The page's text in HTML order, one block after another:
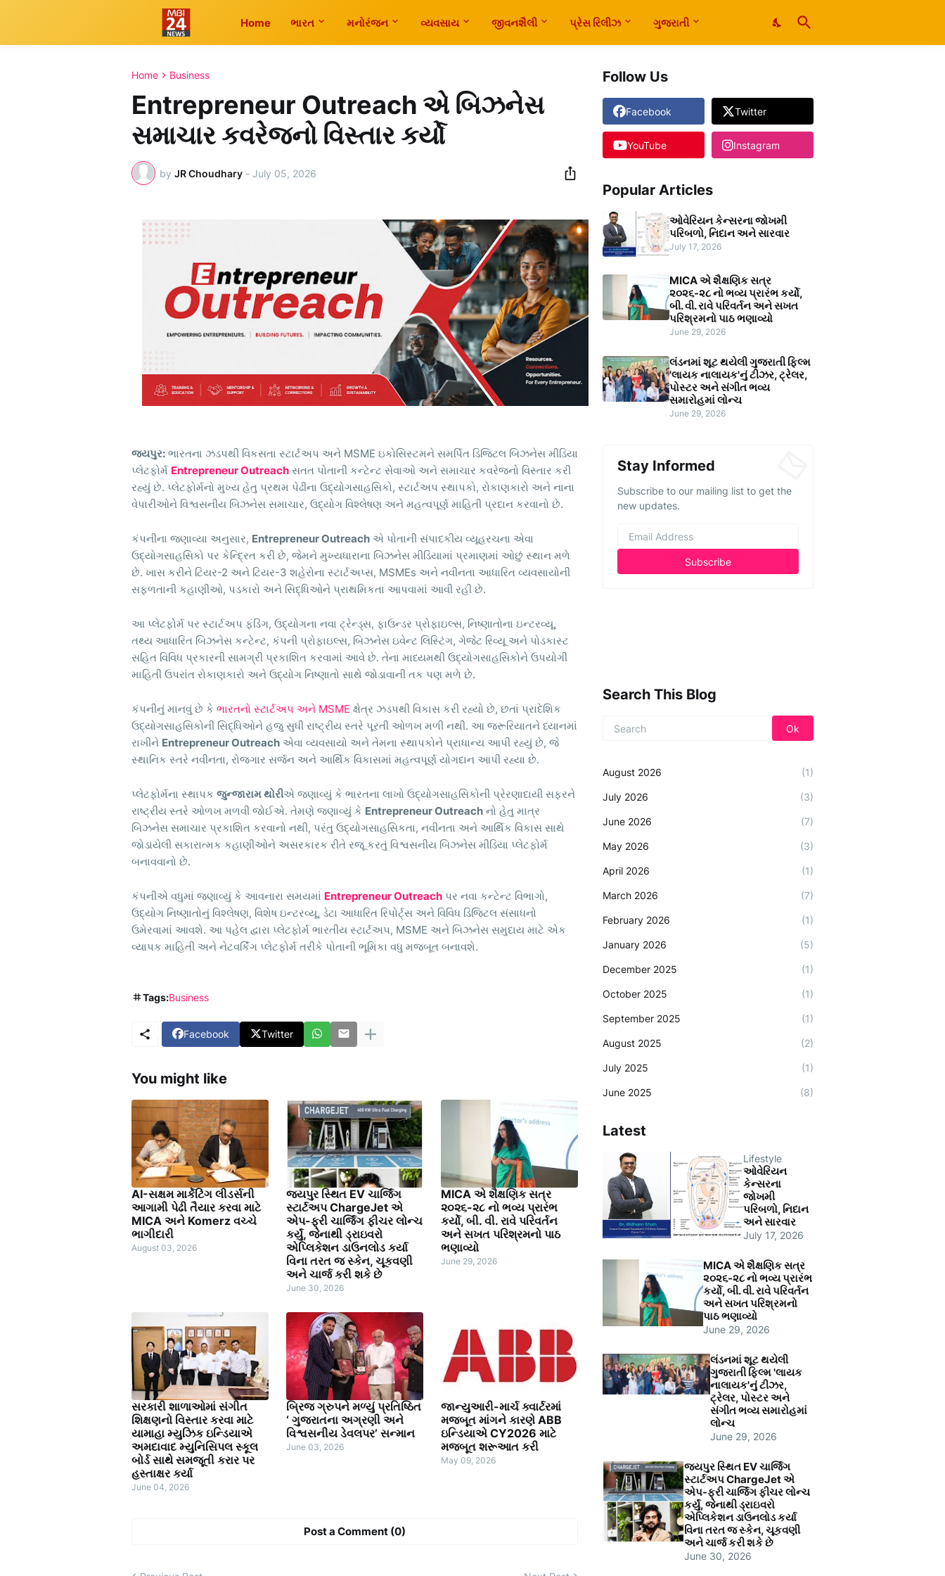
Home ભારત મનોરંજન વ્યવસાય જીવનશૈલી પ્રેસ રિલીઝ ગુજરાતી
Home Business
Entrepreneur Outreach એ બિઝનેસ
સમાચાર કવરેજનો વિસ્તાર કર્યો
by JR Choudhary - July 05, 2026
જયપુર: ભારતના ઝડપથી વિકસતા સ્ટાર્ટઅપ અને MSME ઇકોસિસ્ટમને સમર્પિત ડિજિટલ બિઝનેસ મીડિયા
પ્લેટફોર્મ Entrepreneur Outreach સતત પોતાની કન્ટેન્ટ સેવાઓ અને સમાચાર કવરેજનો વિસ્તાર કરી
રહ્યું છે. પ્લેટફોર્મનો મુખ્ય હેતુ પ્રથમ પેઢીના ઉદ્યોગસાહસિકો, સ્ટાર્ટઅપ સ્થાપકો, રોકાણકારો અને નાના
વેપારીઓને વિશ્વસનીય બિઝનેસ સમાચાર, ઉદ્યોગ વિશ્લેષણ અને મહત્વપૂર્ણ માહિતી પ્રદાન કરવાનો છે.
કંપનીના જણાવ્યા અનુસાર, Entrepreneur Outreach એ પોતાની સંપાદકીય વ્યૂહરચના એવા
ઉદ્યોગસાહસિકો પર કેન્દ્રિત કરી છે, જેમને મુખ્યધારાના બિઝનેસ મીડિયામાં પ્રમાણમાં ઓછું સ્થાન મળે
છે. ખાસ કરીને ટિયર-2 અને ટિયર-3 શહેરોના સ્ટાર્ટઅપ્સ, MSMEs અને નવીનતા આધારિત વ્યવસાયોની
સફળતાની કહાણીઓ, પડકારો અને સિદ્ધિઓને પ્રાથમિકતા આપવામાં આવી રહી છે.
આ પ્લેટફોર્મ પર સ્ટાર્ટઅપ ફંડિંગ, ઉદ્યોગના નવા ટ્રેન્ડ્સ, ફાઉન્ડર પ્રોફાઇલ્સ, નિષ્ણાતોના ઇન્ટરવ્યૂ,
તથ્ય આધારિત બિઝનેસ કન્ટેન્ટ, કંપની પ્રોફાઇલ્સ, બિઝનેસ ઇવેન્ટ લિસ્ટિંગ, ગેજેટ રિવ્યૂ અને પોડકાસ્ટ
સહિત વિવિધ પ્રકારની સામગ્રી પ્રકાશિત કરવામાં આવે છે. તેના માધ્યમથી ઉદ્યોગસાહસિકોને ઉપયોગી
માહિતી ઉપરાંત રોકાણકારો અને ઉદ્યોગ નિષ્ણાતો સાથે જોડાવાની તક પણ મળે છે.
કંપનીનું માનવું છે કે ભારતનો સ્ટાર્ટઅપ અને MSME ક્ષેત્ર ઝડપથી વિકાસ કરી રહ્યો છે, છતાં પ્રાદેશિક
ઉદ્યોગસાહસિકોની સિદ્ધિઓને હજુ સુધી રાષ્ટ્રીય સ્તરે પૂરતી ઓળખ મળી નથી. આ જરૂરિયાતને ધ્યાનમાં
રાખીને Entrepreneur Outreach એવા વ્યવસાયો અને તેમના સ્થાપકોને પ્રાધાન્ય આપી રહ્યું છે, જે
સ્થાનિક સ્તરે નવીનતા, રોજગાર સર્જન અને આર્થિક વિકાસમાં મહત્વપૂર્ણ યોગદાન આપી રહ્યા છે.
પ્લેટફોર્મના સ્થાપક જુન્જારામ થોરીએ જણાવ્યું કે ભારતના લાખો ઉદ્યોગસાહસિકોની પ્રેરણાદાયી સફરને
રાષ્ટ્રીય સ્તરે ઓળખ મળવી જોઈએ. તેમણે જણાવ્યું કે Entrepreneur Outreach નો હેતુ માત્ર
બિઝનેસ સમાચાર પ્રકાશિત કરવાનો નથી, પરંતુ ઉદ્યોગસાહસિકતા, નવીનતા અને આર્થિક વિકાસ સાથે
જોડાયેલી સકારાત્મક કહાણીઓને અસરકારક રીતે રજૂ કરતું વિશ્વસનીય બિઝનેસ મીડિયા પ્લેટફોર્મ
બનાવવાનો છે.
કંપનીએ વધુમાં જણાવ્યું કે આવનારા સમયમાં Entrepreneur Outreach પર નવા કન્ટેન્ટ વિભાગો,
ઉદ્યોગ નિષ્ણાતોનું વિશ્લેષણ, વિશેષ ઇન્ટરવ્યૂ, ડેટા આધારિત રિપોર્ટ્સ અને વિવિધ ડિજિટલ સંસાધનો
ઉમેરવામાં આવશે. આ પહેલ દ્વારા પ્લેટફોર્મ ભારતીય સ્ટાર્ટઅપ, MSME અને બિઝનેસ સમુદાય માટે એક
વ્યાપક માહિતી અને નેટવર્કિંગ પ્લેટફોર્મ તરીકે પોતાની ભૂમિકા વધુ મજબૂત બનાવશે.
Tags:Business
Facebook Twitter
You might like
AI-સક્ષમ માર્કેટિંગ લીડર્સની
આગામી પેઢી તૈયાર કરવા માટે
MICA અને Komerz વચ્ચે
ભાગીદારી
August 03, 2026
જયપુર સ્થિત EV ચાર્જિંગ
સ્ટાર્ટઅપ ChargeJet એ
એપ-ફ્રી ચાર્જિંગ ફીચર લોન્ચ
કર્યું, જેનાથી ડ્રાઇવરો
એપ્લિકેશન ડાઉનલોડ કર્યા
વિના તરત જ સ્કેન, ચૂકવણી
અને ચાર્જ કરી શકે છે
June 30, 2026
MICA એ શૈક્ષણિક સત્ર
૨૦૨૬-૨૮ નો ભવ્ય પ્રારંભ
કર્યો, બી. વી. રાવે પરિવર્તન
અને સખત પરિશ્રમનો પાઠ
ભણાવ્યો
June 29, 2026
સરકારી શાળાઓમાં સંગીત
શિક્ષણનો વિસ્તાર કરવા માટે
યામાહા મ્યુઝિક ઇન્ડિયાએ
અમદાવાદ મ્યુનિસિપલ સ્કૂલ
બોર્ડ સાથે સમજૂતી કરાર પર
હસ્તાક્ષર કર્યા
June 04, 2026
બ્રિજ ગ્રુપને મળ્યું પ્રતિષ્ઠિત
‘ ગુજરાતના અગ્રણી અને
વિશ્વસનીય ડેવલપર’ સન્માન
June 03, 2026
જાન્યુઆરી-માર્ચ ક્વાર્ટરમાં
મજબૂત માંગને કારણે ABB
ઇન્ડિયાએ CY2026 માટે
મજબૂત શરૂઆત કરી
May 09, 2026
Post a Comment (0)
Follow Us
Facebook Twitter
YouTube Instagram
Popular Articles
ઓવેરિયન કેન્સરના જોખમી
પરિબળો, નિદાન અને સારવાર
July 17, 2026
MICA એ શૈક્ષણિક સત્ર
૨૦૨૬-૨૮ નો ભવ્ય પ્રારંભ કર્યો,
બી. વી. રાવે પરિવર્તન અને સખત
પરિશ્રમનો પાઠ ભણાવ્યો
June 29, 2026
લંડનમાં શૂટ થયેલી ગુજરાતી ફિલ્મ
'લાયક નાલાયક'નું ટીઝર, ટ્રેલર,
પોસ્ટર અને સંગીત ભવ્ય
સમારોહમાં લોન્ચ
June 29, 2026
Stay Informed
Subscribe to our mailing list to get the
new updates.
Search This Blog
August 2026 (1)
July 2026 (3)
June 2026 (7)
May 2026 (3)
April 2026 (1)
March 2026 (7)
February 2026 (1)
January 2026 (5)
December 2025 (1)
October 2025 (1)
September 2025 (1)
August 2025 (2)
July 2025 (1)
June 2025 (8)
Latest
Lifestyle
ઓવેરિયન
કેન્સરના
જોખમી
પરિબળો, નિદાન
અને સારવાર
July 17, 2026
MICA એ શૈક્ષણિક સત્ર
૨૦૨૬-૨૮ નો ભવ્ય પ્રારંભ
કર્યો, બી. વી. રાવે પરિવર્તન
અને સખત પરિશ્રમનો
પાઠ ભણાવ્યો
June 29, 2026
લંડનમાં શૂટ થયેલી
ગુજરાતી ફિલ્મ 'લાયક
નાલાયક'નું ટીઝર,
ટ્રેલર, પોસ્ટર અને
સંગીત ભવ્ય સમારોહમાં
લોન્ચ
June 29, 2026
જયપુર સ્થિત EV ચાર્જિંગ
સ્ટાર્ટઅપ ChargeJet એ
એપ-ફ્રી ચાર્જિંગ ફીચર લોન્ચ
કર્યું, જેનાથી ડ્રાઇવરો
એપ્લિકેશન ડાઉનલોડ કર્યા
વિના તરત જ સ્કેન, ચૂકવણી
અને ચાર્જ કરી શકે છે
June 30, 2026